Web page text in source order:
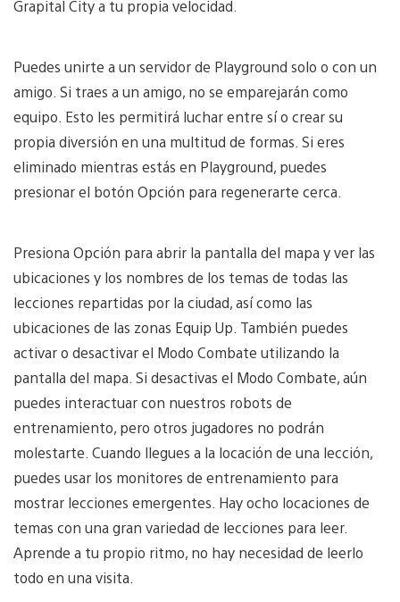
Grapital City a tu propia velocidad.
Puedes unirte a un servidor de Playground solo o con un
amigo. Si traes a un amigo, no se emparejarán como
equipo. Esto les permitirá luchar entre sí o crear su
propia diversión en una multitud de formas. Si eres
eliminado mientras estás en Playground, puedes
presionar el botón Opción para regenerarte cerca.
Presiona Opción para abrir la pantalla del mapa y ver las
ubicaciones y los nombres de los temas de todas las
lecciones repartidas por la ciudad, así como las
ubicaciones de las zonas Equip Up. También puedes
activar o desactivar el Modo Combate utilizando la
pantalla del mapa. Si desactivas el Modo Combate, aún
puedes interactuar con nuestros robots de
entrenamiento, pero otros jugadores no podrán
molestarte. Cuando llegues a la locación de una lección,
puedes usar los monitores de entrenamiento para
mostrar lecciones emergentes. Hay ocho locaciones de
temas con una gran variedad de lecciones para leer.
Aprende a tu propio ritmo, no hay necesidad de leerlo
todo en una visita.